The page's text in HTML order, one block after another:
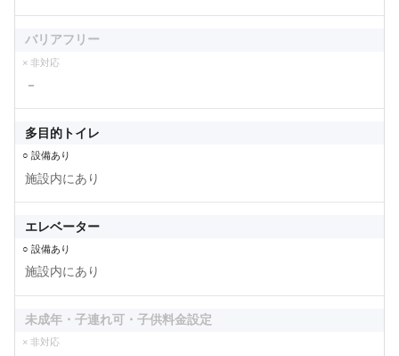
バリアフリー
× 非対応
－
多目的トイレ
○ 設備あり
施設内にあり
エレベーター
○ 設備あり
施設内にあり
未成年・子連れ可・子供料金設定
× 非対応